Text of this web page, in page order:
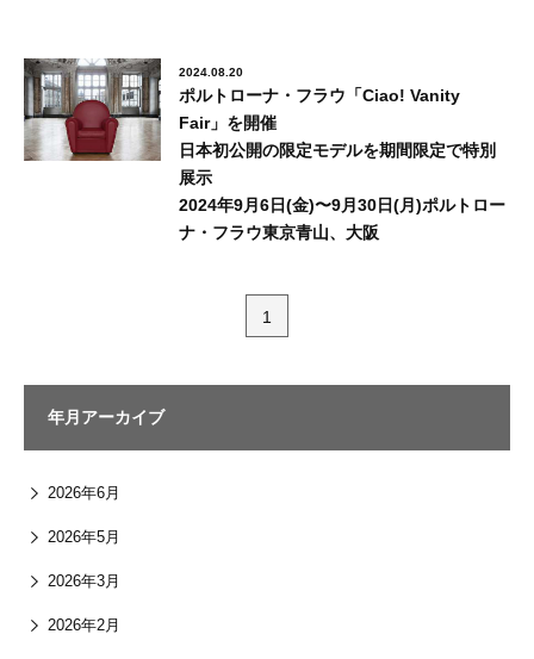
2024.08.20
ポルトローナ・フラウ「Ciao! Vanity
Fair」を開催
日本初公開の限定モデルを期間限定で特別
展示
2024年9月6日(⾦)〜9月30日(月)ポルトロー
ナ・フラウ東京⻘⼭、⼤阪
1
年月アーカイブ
2026年6月
2026年5月
2026年3月
2026年2月